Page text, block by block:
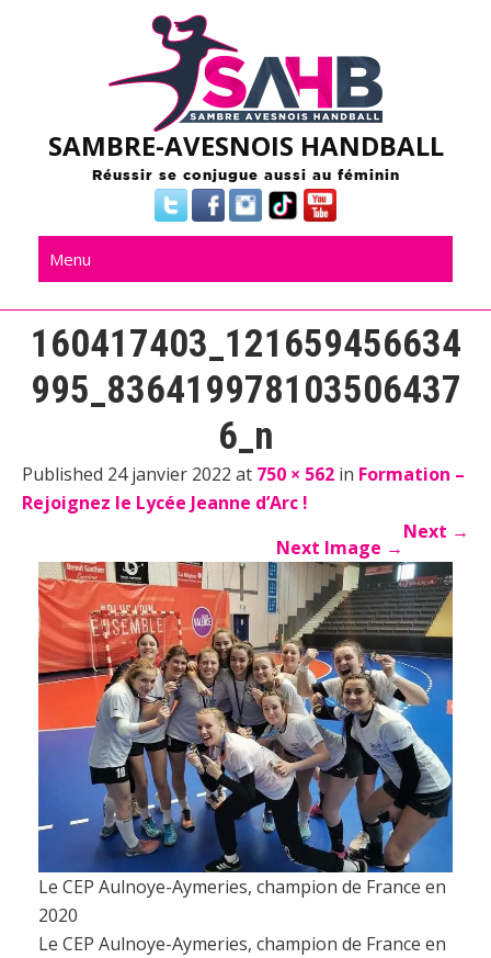
SAMBRE-AVESNOIS HANDBALL
Réussir se conjugue aussi au féminin
Menu
160417403_121659456634
995_836419978103506437
6_n
Published 24 janvier 2022 at 750 × 562 in Formation –
Rejoignez le Lycée Jeanne d’Arc !
Next →
Next Image →
Le CEP Aulnoye-Aymeries, champion de France en
2020
Le CEP Aulnoye-Aymeries, champion de France en